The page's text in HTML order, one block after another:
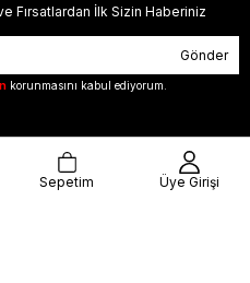
Fırsatlardan İlk Sizin Haberiniz
Gönder
korunmasını kabul ediyorum.
- Tüm Hakları Saklıdır.
Sepetim Üye Girişi